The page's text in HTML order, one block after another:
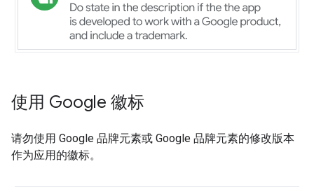
使用 Google 徽标
请勿使用 Google 品牌元素或 Google 品牌元素的修改版本
作为应用的徽标。